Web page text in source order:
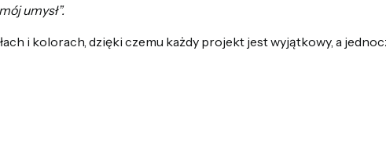
umysł”.
i kolorach, dzięki czemu każdy projekt jest wyjątkowy, a